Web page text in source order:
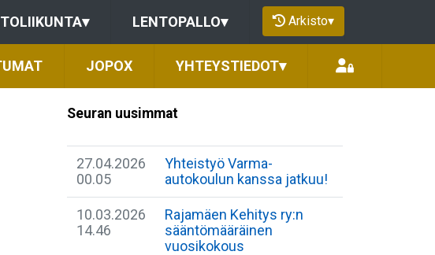
▾ LENTOPALLO▾ Arkisto▾
JOPOX YHTEYSTIEDOT▾
Seuran uusimmat
27.04.2026
00.05
Yhteistyö Varma-
autokoulun kanssa jatkuu!
10.03.2026
14.46
Rajamäen Kehitys ry:n
sääntömääräinen
vuosikokous